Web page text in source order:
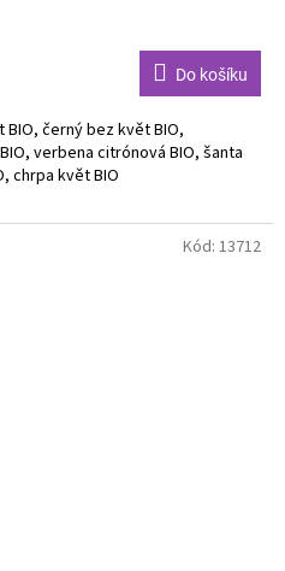
Do košíku
BIO, černý bez květ BIO,
verbena citrónová BIO, šanta
chrpa květ BIO
k přípravě nápoje BIO.
Kód: 13712